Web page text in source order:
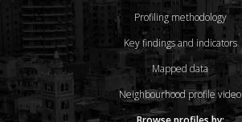
Profiling methodology
Key findings and indicators
Mapped data
Neighbourhood profile video